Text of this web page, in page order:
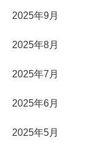
2025年9月
2025年8月
2025年7月
2025年6月
2025年5月